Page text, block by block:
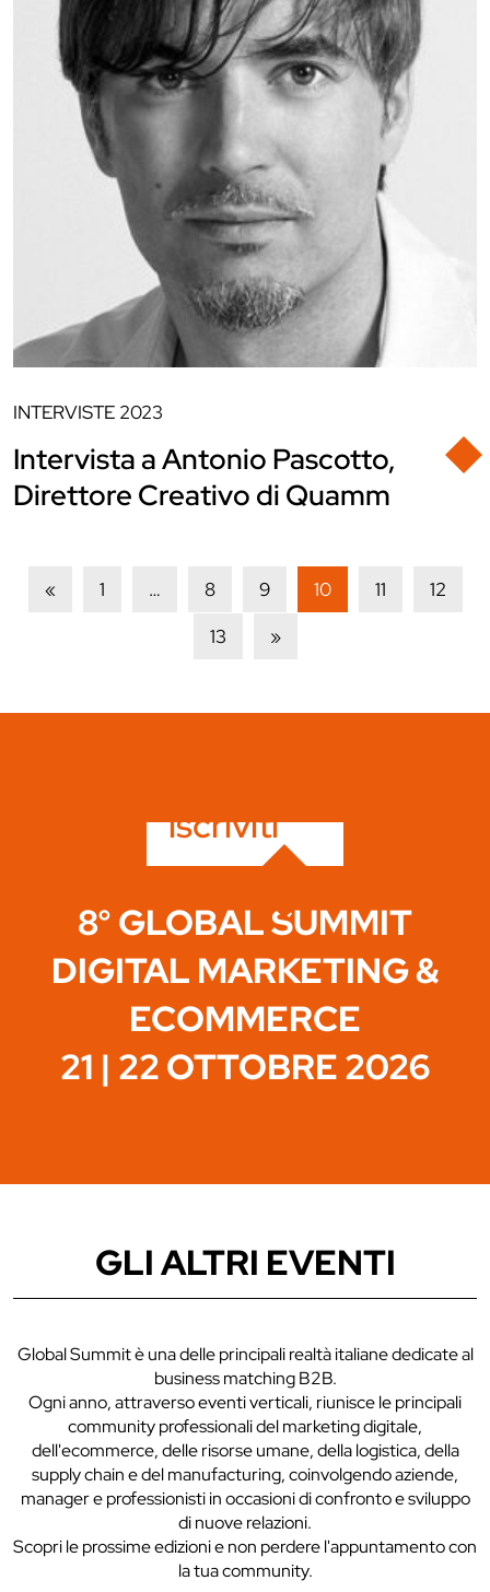
INTERVISTE 2023
Intervista a Antonio Pascotto,
Direttore Creativo di Quamm
« 1 … 8 9 10 11
12
13
»
iscriviti
8° GLOBAL SUMMIT
DIGITAL MARKETING &
ECOMMERCE
21 | 22 OTTOBRE 2026
GLI ALTRI EVENTI
Global Summit è una delle principali realtà italiane dedicate al
business matching B2B.
Ogni anno, attraverso eventi verticali, riunisce le principali
community professionali del marketing digitale,
dell'ecommerce, delle risorse umane, della logistica, della
supply chain e del manufacturing, coinvolgendo aziende,
manager e professionisti in occasioni di confronto e sviluppo
di nuove relazioni.
Scopri le prossime edizioni e non perdere l'appuntamento con
la tua community.